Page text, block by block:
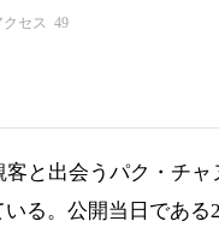
クセス 49
と出会うパク・チ
る。公開当日であ